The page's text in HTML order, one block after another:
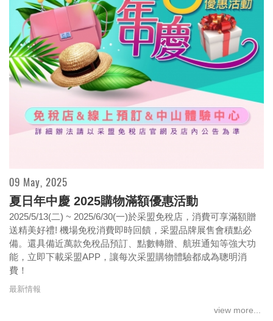
09 May, 2025
夏日年中慶 2025購物滿額優惠活動
2025/5/13(二) ~ 2025/6/30(一)於采盟免稅店，消費可享滿額贈
送精美好禮! 機場免稅消費即時回饋，采盟品牌展售會積點必
備。還具備近萬款免稅品預訂、點數轉贈、航班通知等強大功
能，立即下載采盟APP，讓每次采盟購物體驗都成為聰明消
費！
最新情報
view more...
Testoni 2026春夏系列-匠藝沐陽而生 繁花盛放
的一季／以皮革縫製的義大利夏日夢境